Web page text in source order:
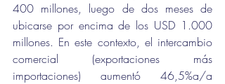
400 millones, luego de dos meses de
ubicarse por encima de los USD 1.000
millones. En este contexto, el intercambio
comercial (exportaciones más
importaciones) aumentó 46,5%a/a